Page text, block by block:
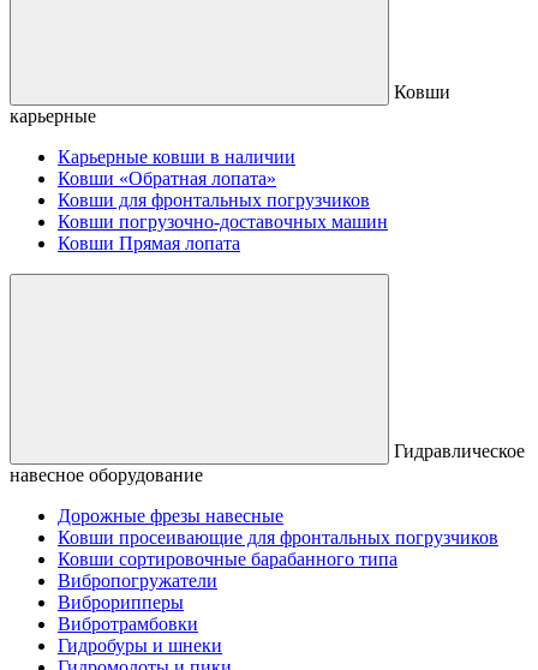
Ковши
карьерные
Карьерные ковши в наличии
Ковши «Обратная лопата»
Ковши для фронтальных погрузчиков
Ковши погрузочно-доставочных машин
Ковши Прямая лопата
Гидравлическое
навесное оборудование
Дорожные фрезы навесные
Ковши просеивающие для фронтальных погрузчиков
Ковши сортировочные барабанного типа
Вибропогружатели
Виброрипперы
Вибротрамбовки
Гидробуры и шнеки